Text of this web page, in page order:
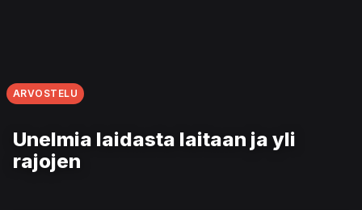
ARVOSTELU
Unelmia laidasta laitaan ja yli
rajojen